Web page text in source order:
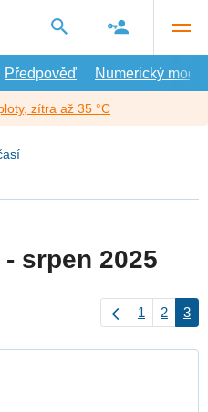
Předpověď Numerický model
zítra až 35 °C
srpen 2025
1 2 3